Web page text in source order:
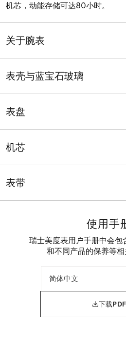
机芯，动能存储可达80小时。
关于腕表
重量 (克)
134
型号
系列
指挥官系列 含五
防水性能可抵御相当于5巴的
压力（50米/165英尺）
表壳与蓝宝石玻璃
表壳形状
圆形
长度
宽度
40 11.2
21
表盘
表盘颜色
烟灰色
刻度
机芯
COSC
是
功能
动力存储
动能存储可达80小时 天文
表带
表带型号 表带
钢
表扣
按钮
使用手
瑞士美度表用户手册中会包
和不同产品的保养等
下载PDF